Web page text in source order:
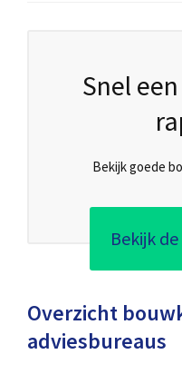
Snel
Bekijk goede
Bekijk
Overzicht
adviesbureaus